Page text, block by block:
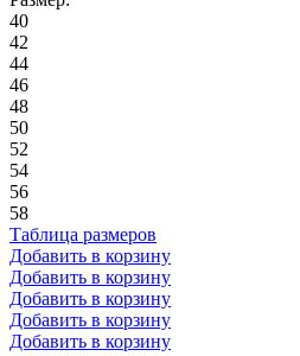
40
42
44
46
48
50
52
54
56
58
Таблица размеров
Добавить в корзину
Добавить в корзину
Добавить в корзину
Добавить в корзину
Добавить в корзину